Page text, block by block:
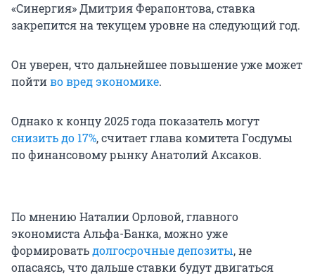
«Синергия» Дмитрия Ферапонтова, ставка
закрепится на текущем уровне на следующий год.
Он уверен, что дальнейшее повышение уже может
пойтиво вред экономике.
Однако к концу 2025 года показатель могут
снизить до 17%, считает глава комитета Госдумы
по финансовому рынку Анатолий Аксаков.
По мнению Наталии Орловой, главного
экономиста Альфа-Банка, можно уже
формироватьдолгосрочные депозиты, не
опасаясь, что дальше ставки будут двигаться